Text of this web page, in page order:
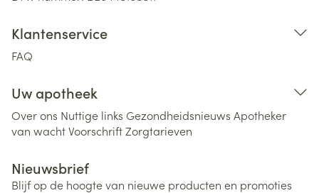
Klantenservice
FAQ
Uw apotheek
Over ons Nuttige links Gezondheidsnieuws Apotheker
van wachtVoorschriftZorgtarieven
Nieuwsbrief
Blijf op de hoogte van nieuwe producten en promoties